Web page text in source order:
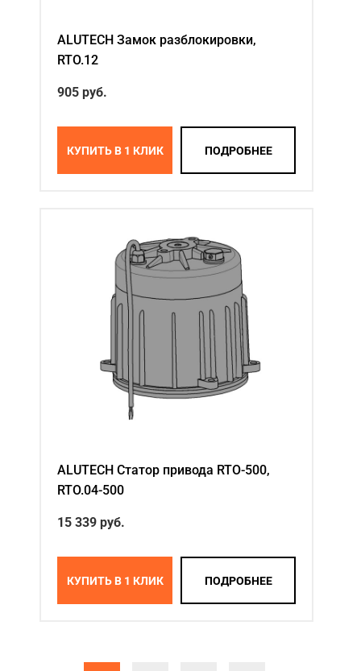
ALUTECH Замок разблокировки,
RTO.12
905 руб.
КУПИТЬ В 1 КЛИК ПОДРОБНЕЕ
ALUTECH Статор привода RTO-500,
RTO.04-500
15 339 руб.
КУПИТЬ В 1 КЛИК ПОДРОБНЕЕ